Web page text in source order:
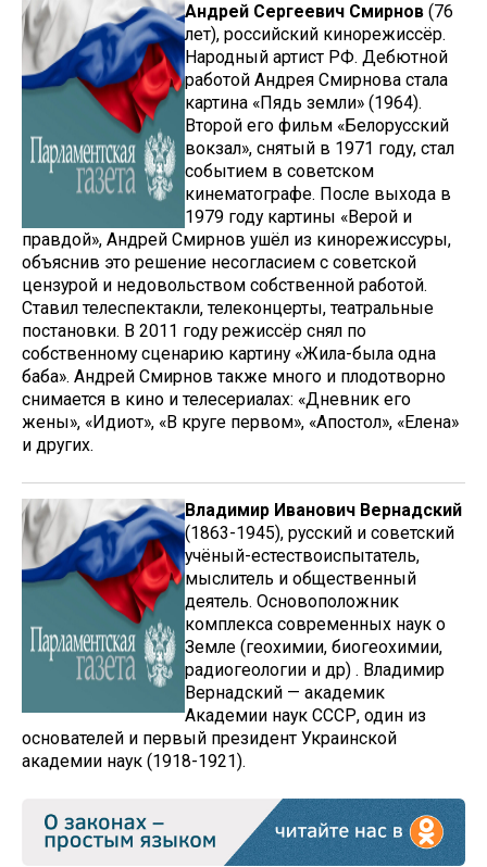
Андрей Сергеевич Смирнов (76
лет), российский кинорежиссёр.
Народный артист РФ. Дебютной
работой Андрея Смирнова стала
картина «Пядь земли» (1964).
Второй его фильм «Белорусский
вокзал», снятый в 1971 году, стал
событием в советском
кинематографе. После выхода в
1979 году картины «Верой и
правдой», Андрей Смирнов ушёл из кинорежиссуры,
объяснив это решение несогласием с советской
цензурой и недовольством собственной работой.
Ставил телеспектакли, телеконцерты, театральные
постановки. В 2011 году режиссёр снял по
собственному сценарию картину «Жила-была одна
баба». Андрей Смирнов также много и плодотворно
снимается в кино и телесериалах: «Дневник его
жены», «Идиот», «В круге первом», «Апостол», «Елена»
и других.
Владимир Иванович Вернадский
(1863-1945), русский и советский
учёный-естествоиспытатель,
мыслитель и общественный
деятель. Основоположник
комплекса современных наук о
Земле (геохимии, биогеохимии,
радиогеологии и др) . Владимир
Вернадский — академик
Академии наук СССР, один из
основателей и первый президент Украинской
академии наук (1918-1921).